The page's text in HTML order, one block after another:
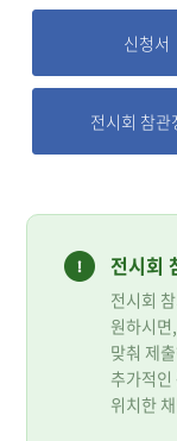
신청서
전시회 참관
전시회
전시회
원하시면
맞춰 제
추가적
위치한